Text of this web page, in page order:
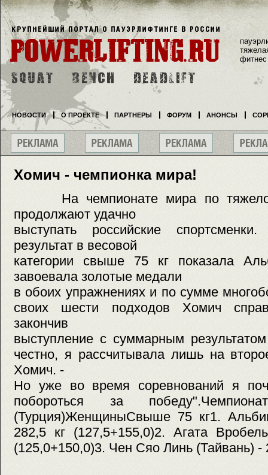
Хомич - чемпионка мира!
На чемпионате мира по тяжелой
продолжают удачно
выступать российские
результат в весовой
категории свыше 75 кг показала
завоевала золотые медали
в обоих упражнениях и по сумме
своих шести подходов Хомич
закончив
выступление с суммарным
честно, я рассчитывала лишь на
Хомич. -
Но уже во время соревнований я
побороться за
(Турция)ЖенщиныСвыше 75 кг1.
282,5 кг (127,5+155,0)2. Агата
(125,0+150,0)3. Чен Сяо Линь (Тайвань) -
фитнес
НОВОСТИ О ПРОЕКТЕ ПАРТНЕРЫ ФОРУМ АНОНСЫ